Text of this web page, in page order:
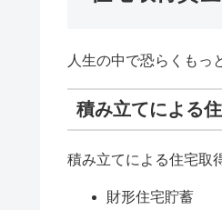
人生の中で恐らくもっ
積み立てによる
積み立てによる住宅取
財形住宅貯蓄